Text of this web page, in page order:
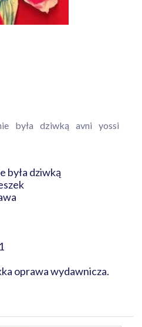
była dziwką avni yossi
była dziwką
Leszek
oprawa wydawnicza.